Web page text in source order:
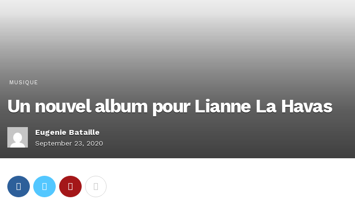
MUSIQUE
Un nouvel album pour Lianne La Havas
Eugenie Bataille
September 23, 2020